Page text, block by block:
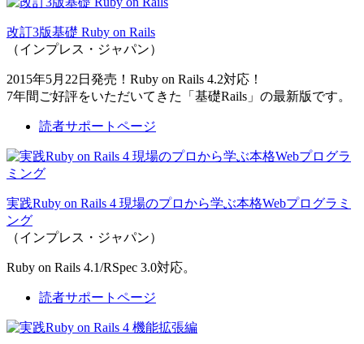
改訂3版基礎 Ruby on Rails
（インプレス・ジャパン）
2015年5月22日発売！Ruby on Rails 4.2対応！
7年間ご好評をいただいてきた「基礎Rails」の最新版です。
読者サポートページ
実践Ruby on Rails 4 現場のプロから学ぶ本格Webプログラミ
ング
（インプレス・ジャパン）
Ruby on Rails 4.1/RSpec 3.0対応。
読者サポートページ